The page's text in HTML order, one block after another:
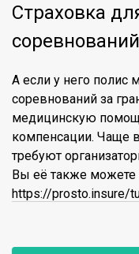
Страховка
А если у него полис
соревнований за
медицинскую
компенсации. Чаще
требуют
Вы её также можете
https://prosto.insure/